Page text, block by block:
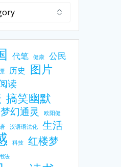
代笔 健康 公民
历史 图片
读
搞笑幽默
梦幻通灵 欧阳健
汉语语法化 生活
科技 红楼梦
法